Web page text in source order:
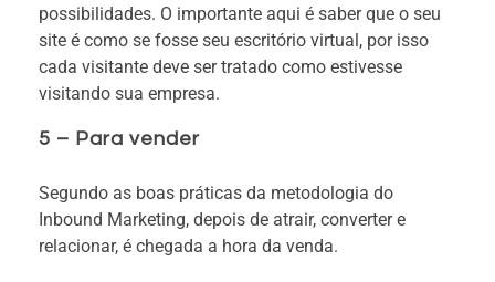
possibilidades. O importante aqui é saber que o seu
site é como se fosse seu escritório virtual, por isso
cada visitante deve ser tratado como estivesse
visitando sua empresa.
5 – Para vender
Segundo as boas práticas da metodologia do
Inbound Marketing, depois de atrair, converter e
relacionar, é chegada a hora da venda.